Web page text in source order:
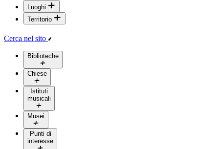
Luoghi
Territorio
Cerca nel sito
Biblioteche
Chiese
Istituti
musicali
Musei
Punti di
interesse